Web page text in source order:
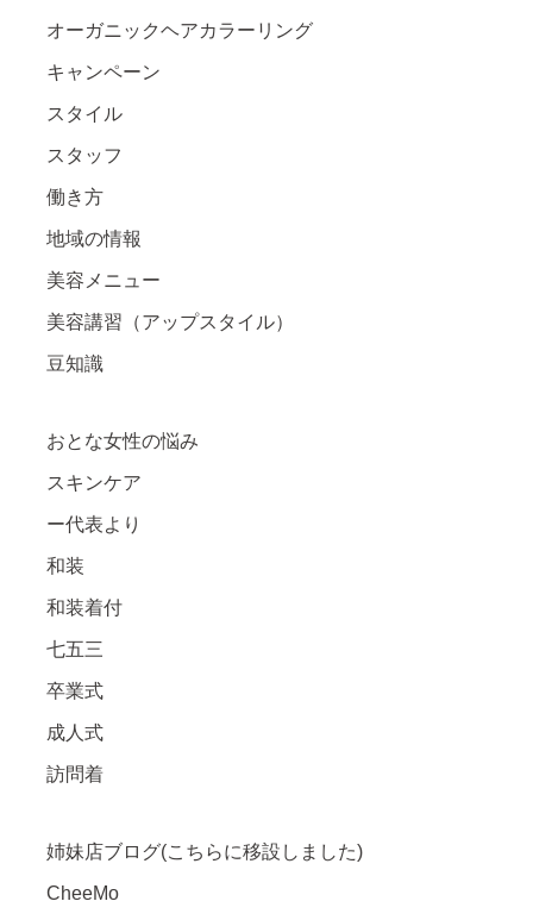
オーガニックヘアカラーリング
キャンペーン
スタイル
スタッフ
働き方
地域の情報
美容メニュー
美容講習（アップスタイル）
豆知識
おとな女性の悩み
スキンケア
ー代表より
和装
和装着付
七五三
卒業式
成人式
訪問着
姉妹店ブログ(こちらに移設しました)
CheeMo